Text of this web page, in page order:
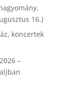
16.)
koncertek
–